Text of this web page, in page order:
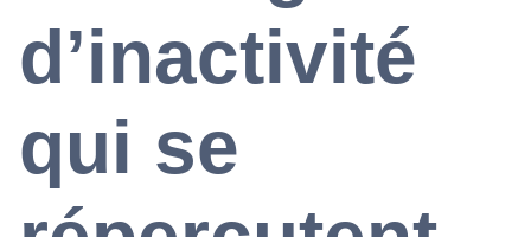
d’inactivité
qui se